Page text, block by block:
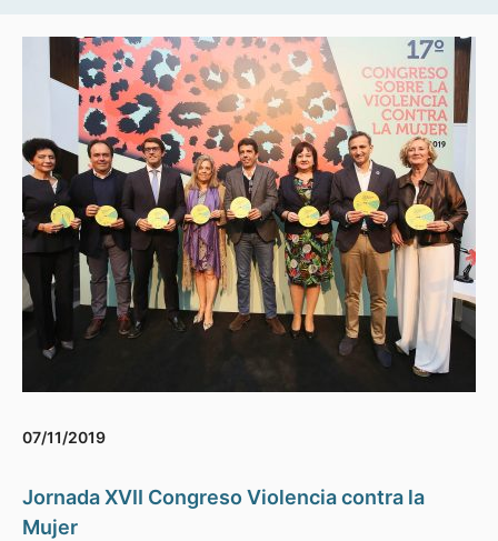
07/11/2019
Jornada XVII Congreso Violencia contra la
Mujer